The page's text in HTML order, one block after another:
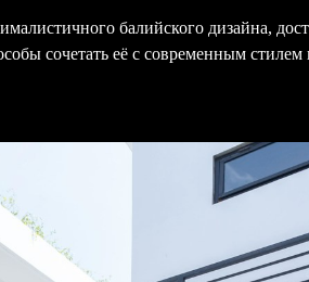
балийского дизайна,
сочетать её с современным стилем